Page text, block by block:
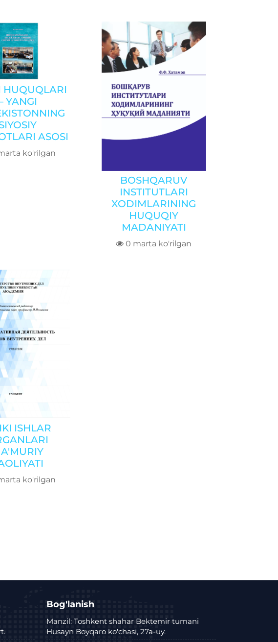
HUQUQLARI
YANGI
ASOSI
ko'rilgan
BOSHQARUV
INSTITUTLARI
XODIMLARINING
HUQUQIY
MADANIYATI
0 marta ko'rilgan
ISHLAR
ko'rilgan
Bog'lanish
Manzil: Toshkent shahar Bektemir tumani
Husayn Boyqaro ko'chasi, 27a-uy.